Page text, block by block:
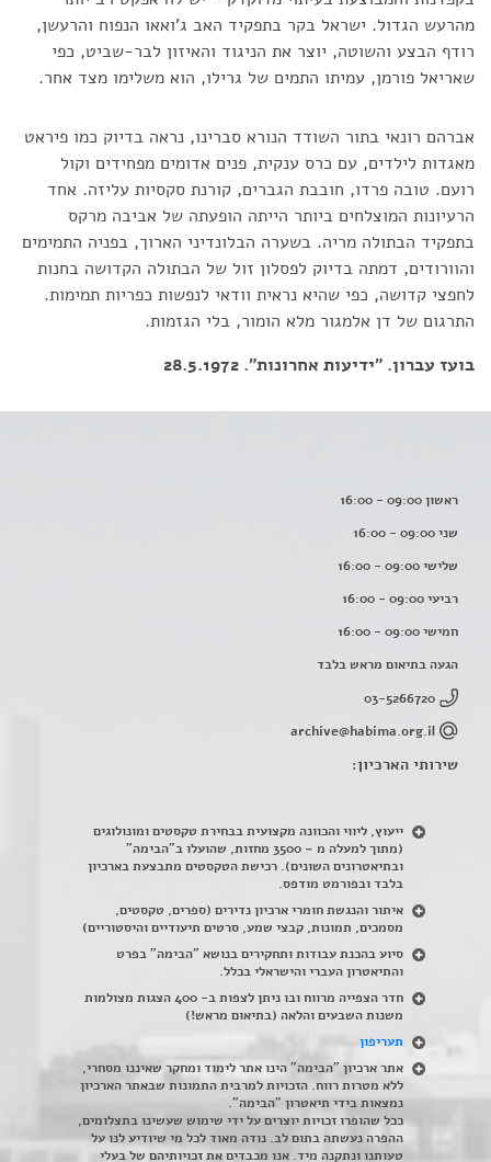
מהרעש הגדול. ישראל בקר בתפקיד האב ג'ואאו הנפוח והרעשן,
רודף הבצע והשוטה, יוצר את הניגוד והאיזון לבר-שביט, כפי
שאריאל פורמן, עמיתו התמים של גרילו, הוא משלימו מצד אחר.
אברהם רונאי בתור השודד הנורא סברינו, נראה בדיוק כמו פיראט
מאגדות לילדים, עם כרס ענקית, פנים אדומים מפחידים וקול
רועם. טובה פרדו, חובבת הגברים, קורנת סקסיות עליזה. אחד
הרעיונות המוצלחים ביותר הייתה הופעתה של אביבה מרקס
בתפקיד הבתולה מריה. בשערה הבלונדיני הארוך, בפניה התמימים
והוורודים, דמתה בדיוק לפסלון זול של הבתולה הקדושה בחנות
לחפצי קדושה, כפי שהיא נראית וודאי לנפשות כפריות תמימות.
התרגום של דן אלמגור מלא הומור, בלי הגזמות.
בועז עברון. "ידיעות אחרונות". 28.5.1972
ראשון 09:00 - 16:00
שני 09:00 - 16:00
שלישי 09:00 - 16:00
רביעי 09:00 - 16:00
חמישי 09:00 - 16:00
הגעה בתיאום מראש בלבד
03-5266720
archive@habima.org.il
שירותי הארכיון:
ייעוץ, ליווי והכוונה מקצועית בבחירת טקסטים ומונולוגים
(מתוך למעלה מ – 3500 מחזות, שהועלו ב"הבימה"
ובתיאטרונים השונים). רכישת הטקסטים מתבצעת בארכיון
בלבד ובפורמט מודפס.
איתור והנגשת חומרי ארכיון נדירים (ספרים, טקסטים,
מסמכים, תמונות, קבצי שמע, סרטים תיעודיים והיסטוריים)
סיוע בהכנת עבודות ותחקירים בנושא "הבימה" בפרט
והתיאטרון העברי והישראלי בכלל.
חדר הצפייה מרווח ובו ניתן לצפות ב- 400 הצגות מצולמות
משנות השבעים והלאה (בתיאום מראש!)
תעריפון
אתר ארכיון "הבימה" הינו אתר לימוד ומחקר שאיננו מסחרי,
ללא מטרות רווח. הזכויות למרבית התמונות שבאתר הארכיון
נמצאות בידי תיאטרון "הבימה".
ככל שהופרו זכויות יוצרים על ידי שימוש שעשינו בתצלומים,
ההפרה נעשתה בתום לב. נודה מאוד לכל מי שיודיע לנו על
טעותנו ונתקנה מיד. אנו מכבדים את זכויותיהם של בעלי